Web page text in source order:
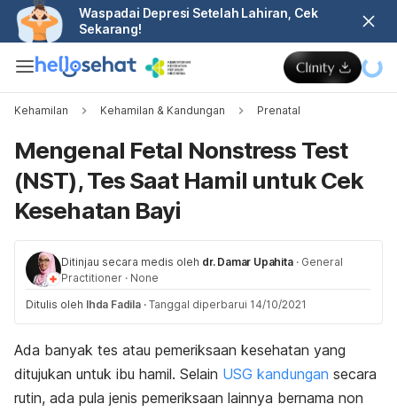
Waspadai Depresi Setelah Lahiran, Cek
Sekarang!
Kehamilan Kehamilan & Kandungan Prenatal
Mengenal Fetal Nonstress Test
(NST), Tes Saat Hamil untuk Cek
Kesehatan Bayi
Ditinjau secara medis oleh dr. Damar Upahita · General
Practitioner · None
Ditulis oleh Ihda Fadila · Tanggal diperbarui 14/10/2021
Ada banyak tes atau pemeriksaan kesehatan yang
ditujukan untuk ibu hamil. Selain USG kandungan secara
rutin, ada pula jenis pemeriksaan lainnya bernama non